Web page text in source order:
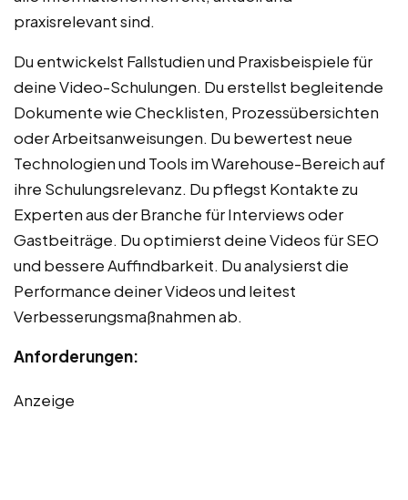
praxisrelevant sind.
Du entwickelst Fallstudien und Praxisbeispiele für
deine Video-Schulungen. Du erstellst begleitende
Dokumente wie Checklisten, Prozessübersichten
oder Arbeitsanweisungen. Du bewertest neue
Technologien und Tools im Warehouse-Bereich auf
ihre Schulungsrelevanz. Du pflegst Kontakte zu
Experten aus der Branche für Interviews oder
Gastbeiträge. Du optimierst deine Videos für SEO
und bessere Auffindbarkeit. Du analysierst die
Performance deiner Videos und leitest
Verbesserungsmaßnahmen ab.
Anforderungen:
Anzeige